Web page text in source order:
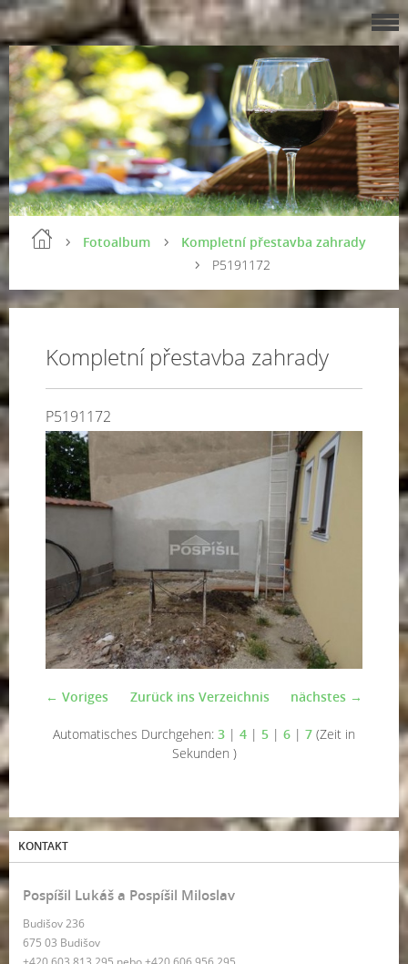
Fotoalbum
Kompletní přestavba zahrady
P5191172
Kompletní přestavba zahrady
P5191172
← Voriges nächstes →
Zurück ins Verzeichnis
Automatisches Durchgehen: 3 | 4 | 5 | 6 | 7 (Zeit in
Sekunden )
KONTAKT
Pospíšil Lukáš a Pospíšil Miloslav
Budišov 236
675 03 Budišov